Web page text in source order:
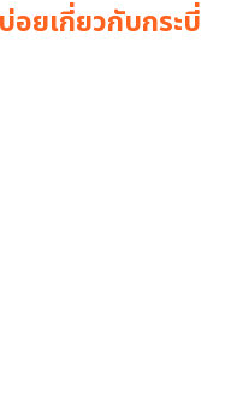
ยเกี่ยวกับกระบี่